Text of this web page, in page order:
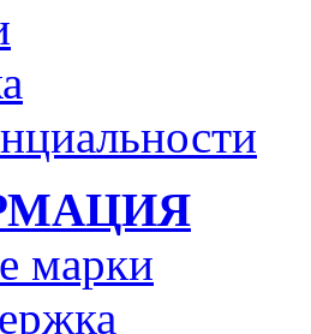
марки